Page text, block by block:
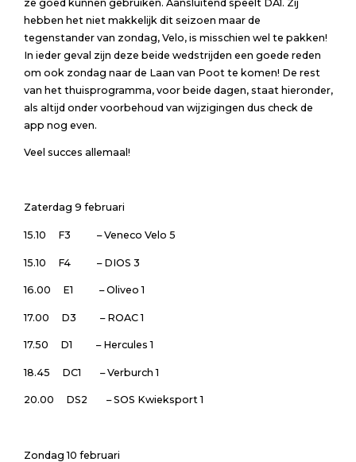
ze goed kunnen gebruiken. Aansluitend speelt DA1. Zij
hebben het niet makkelijk dit seizoen maar de
tegenstander van zondag, Velo, is misschien wel te pakken!
In ieder geval zijn deze beide wedstrijden een goede reden
om ook zondag naar de Laan van Poot te komen! De rest
van het thuisprogramma, voor beide dagen, staat hieronder,
als altijd onder voorbehoud van wijzigingen dus check de
app nog even.
Veel succes allemaal!
Zaterdag 9 februari
15.10 F3 – Veneco Velo 5
15.10 F4 – DIOS 3
16.00 E1 – Oliveo 1
17.00 D3 – ROAC 1
17.50 D1 – Hercules 1
18.45 DC1 – Verburch 1
20.00 DS2 – SOS Kwieksport 1
Zondag 10 februari